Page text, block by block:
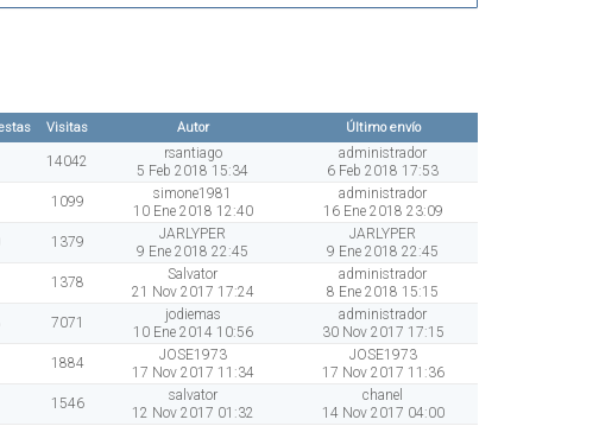
Visitas Autor Último envío
14042
rsantiago
5 Feb 2018 15:34
administrador
6 Feb 2018 17:53
1099
simone1981
10 Ene 2018 12:40
administrador
16 Ene 2018 23:09
1379
JARLYPER
9 Ene 2018 22:45
JARLYPER
9 Ene 2018 22:45
1378
Salvator
21 Nov 2017 17:24
administrador
8 Ene 2018 15:15
7071
jodiemas
10 Ene 2014 10:56
administrador
30 Nov 2017 17:15
1884
JOSE1973
17 Nov 2017 11:34
JOSE1973
17 Nov 2017 11:36
1546
salvator
12 Nov 2017 01:32
chanel
14 Nov 2017 04:00